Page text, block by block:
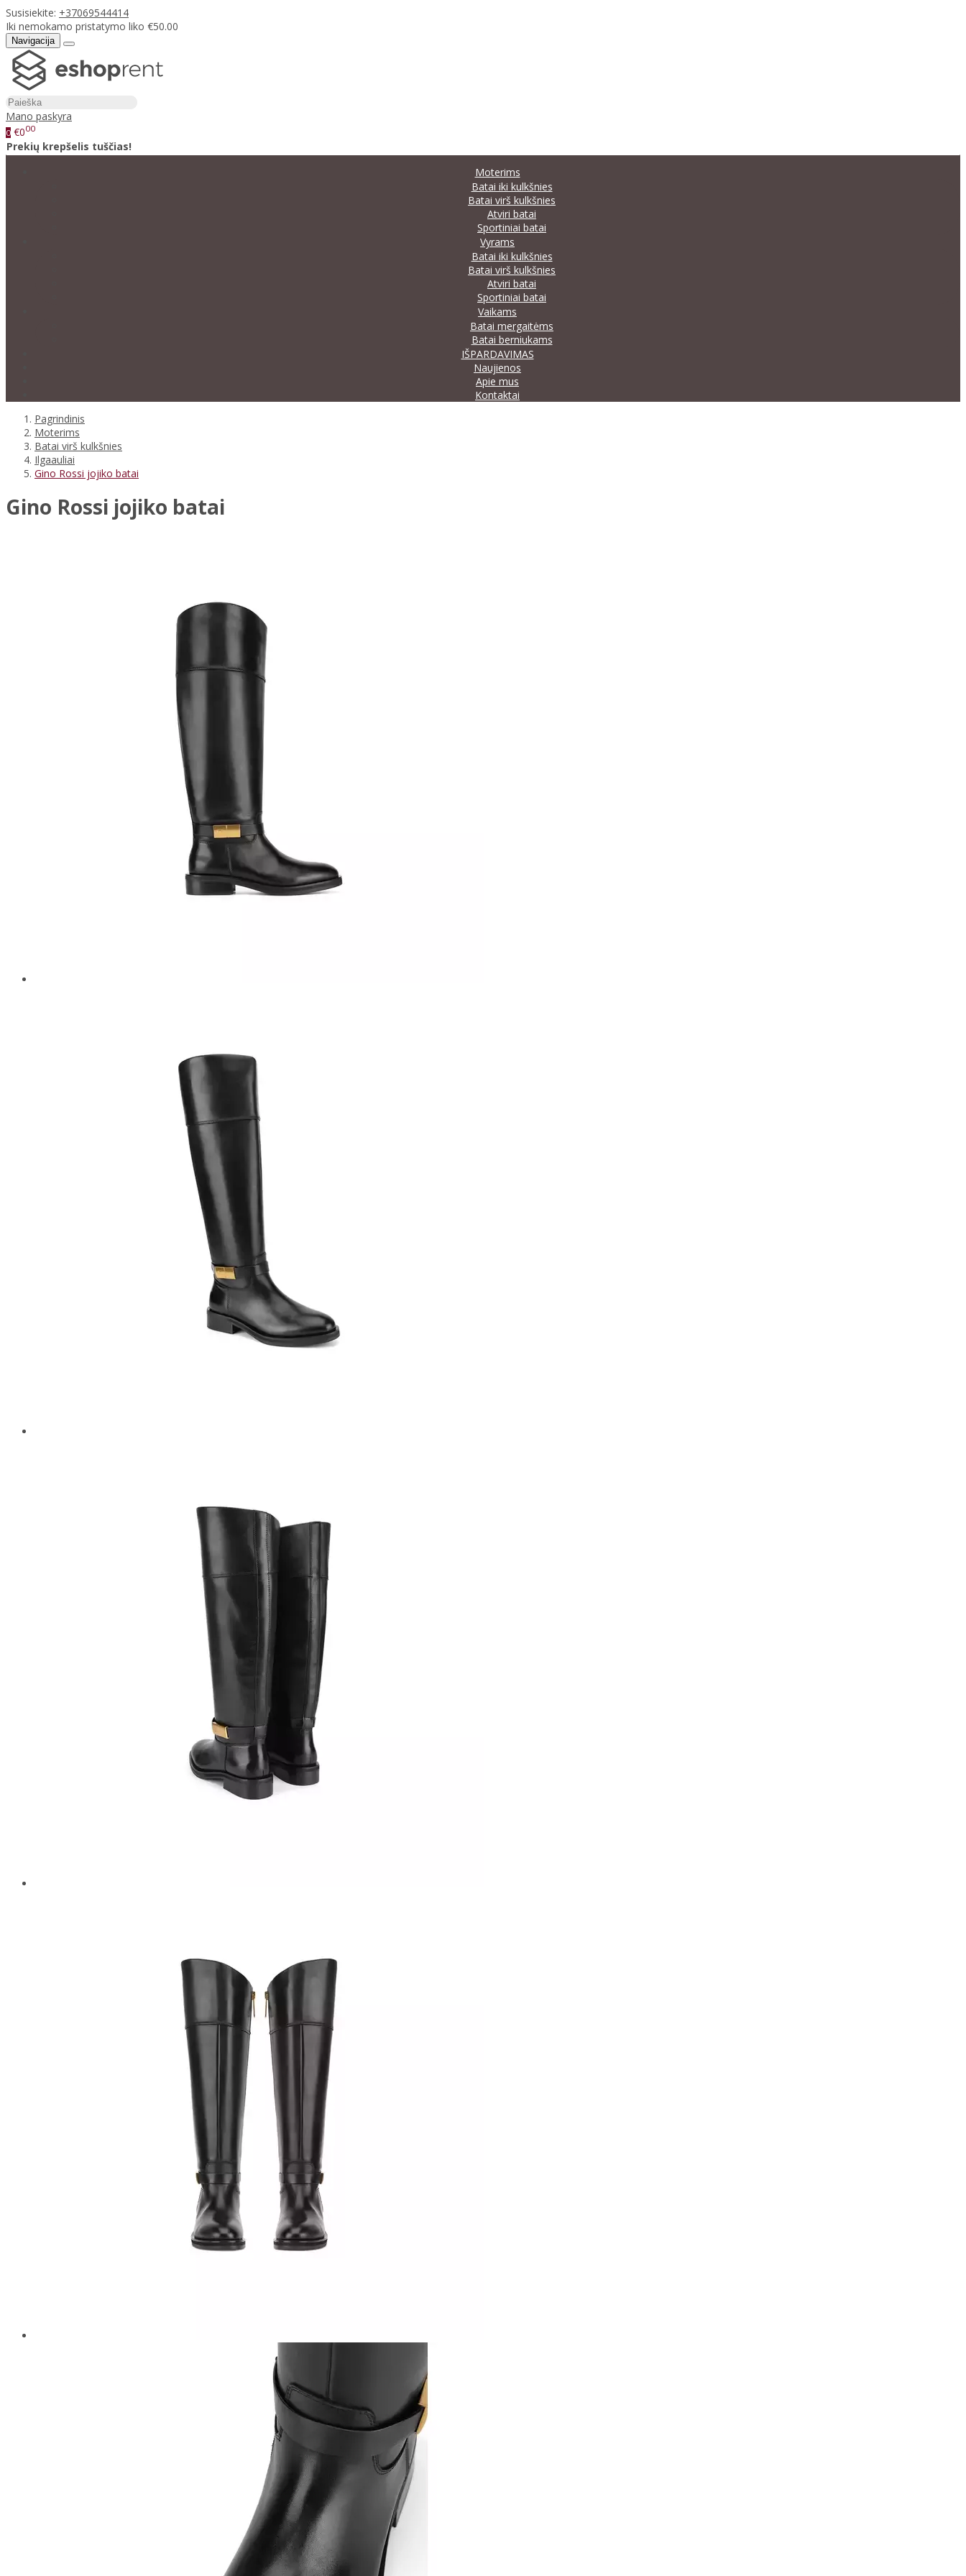
Susisiekite: +37069544414
Iki nemokamo pristatymo liko €50.00
Navigacija
Mano paskyra
0 €000
Prekių krepšelis tuščias!
Moterims
Batai iki kulkšnies
Batai virš kulkšnies
Atviri batai
Sportiniai batai
Vyrams
Batai iki kulkšnies
Batai virš kulkšnies
Atviri batai
Sportiniai batai
Vaikams
Batai mergaitėms
Batai berniukams
IŠPARDAVIMAS
Naujienos
Apie mus
Kontaktai
Pagrindinis
Moterims
Batai virš kulkšnies
Ilgaauliai
Gino Rossi jojiko batai
Gino Rossi jojiko batai